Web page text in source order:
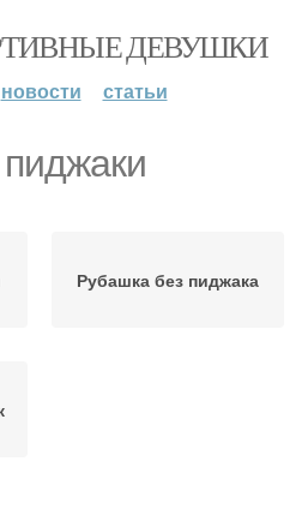
ДЕВУШКИ
новости статьи
Рубашка без пиджака